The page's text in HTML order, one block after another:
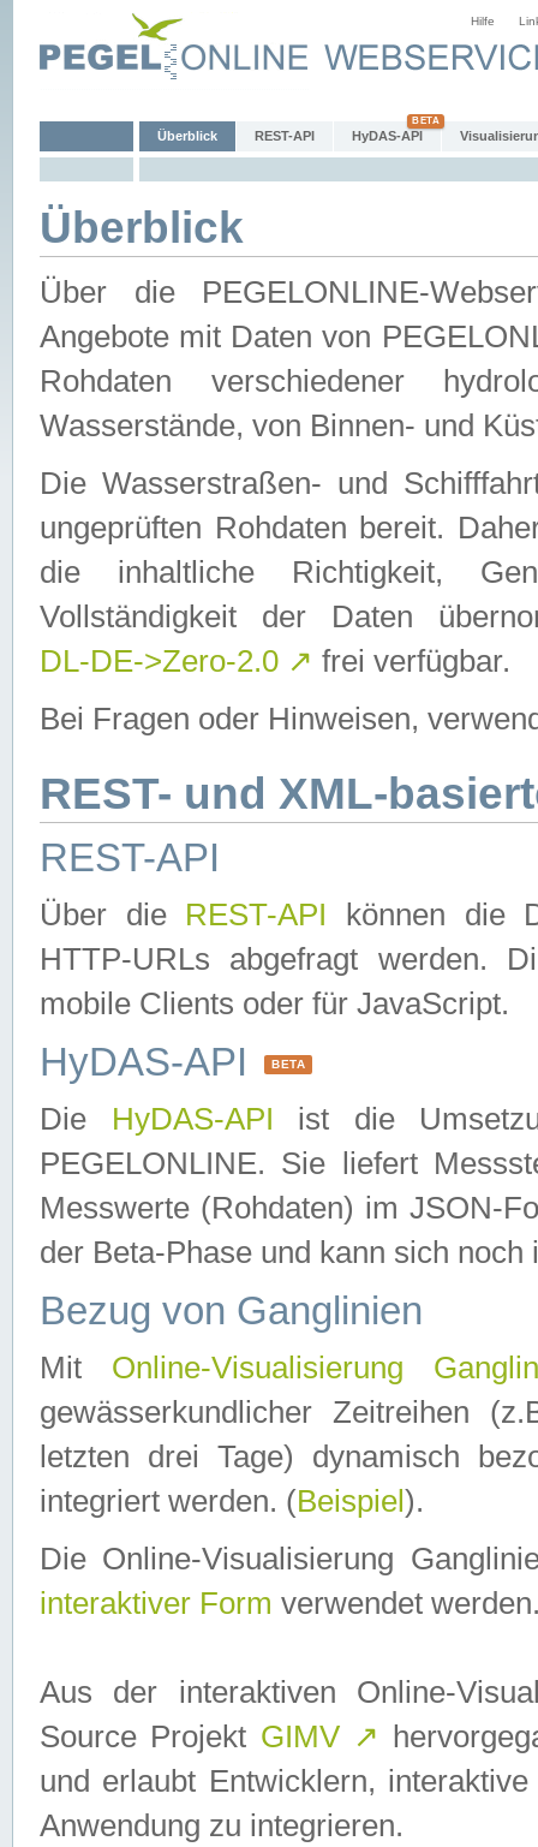
Hilfe
Überblick REST-API HyDAS-API
Überblick
Über die PEGELONLINE-
Angebote mit Daten von
Rohdaten verschiedener
Wasserstände, von Binnen- und
Die Wasserstraßen- und
ungeprüften Rohdaten bereit.
die inhaltliche Richtigkeit,
Vollständigkeit der Daten
DL-DE->Zero-2.0 ↗ frei verfügbar.
Bei Fragen oder Hinweisen,
REST- und XML-
REST-API
Über die REST-API können die
HTTP-URLs abgefragt werden.
mobile Clients oder für JavaScript.
HyDAS-API BETA
Die HyDAS-API ist die
PEGELONLINE. Sie liefert
Messwerte (Rohdaten) im JSON-
der Beta-Phase und kann sich noch
Bezug von Ganglinien
Mit Online-Visualisierung
gewässerkundlicher Zeitreihen
letzten drei Tage) dynamisch
integriert werden. (Beispiel ).
Die Online-Visualisierung
interaktiver Form verwendet
Aus der interaktiven Online-
Source Projekt GIMV ↗
und erlaubt Entwicklern,
Anwendung zu integrieren.